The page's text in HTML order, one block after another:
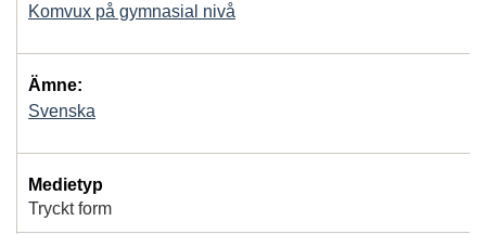
Komvux på gymnasial nivå
Ämne:
Svenska
Medietyp
Tryckt form